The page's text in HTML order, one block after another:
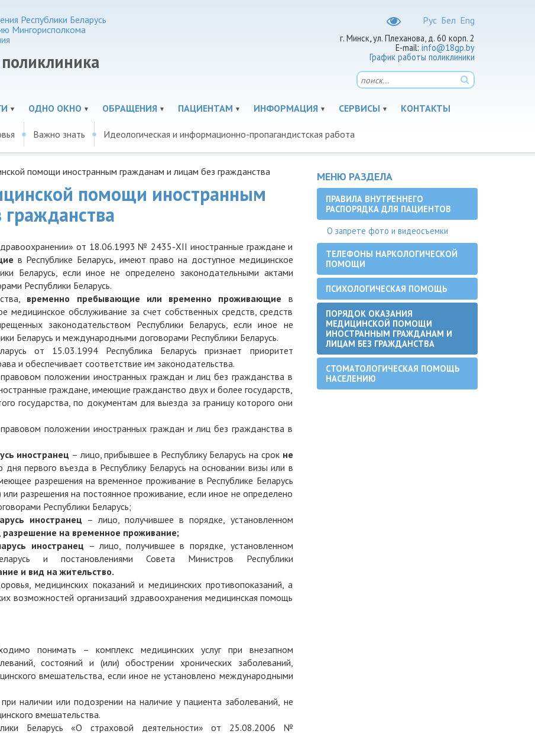
Рус Бел Eng
г. Минск, ул. Плеханова, д. 60 корп. 2
E-mail: info@18gp.by
График работы поликлиники
Республики Беларусь
Мингорисполкома
ОДНО ОКНО ОБРАЩЕНИЯ ПАЦИЕНТАМ ИНФОРМАЦИЯ СЕРВИСЫ КОНТАКТЫ
Важно знать Идеологическая и информационно-пропагандистская работа
помощи иностранным гражданам и лицам без гражданства
помощи иностранным
от 18.06.1993 № 2435-XII иностранные граждане и
в Республике Беларусь, имеют право на доступное медицинское
Беларусь, если иное не определено законодательными актами
Республики Беларусь.
временно пребывающие или временно проживающие в
медицинское обслуживание за счет собственных средств, средств
законодательством Республики Беларусь, если иное не
Беларусь и международными договорами Республики Беларусь.
от 15.03.1994 Республика Беларусь признает приоритет
и обеспечивает соответствие им законодательства.
положении иностранных граждан и лиц без гражданства в
граждане, имеющие гражданство двух и более государств,
государства, по документам для выезда за границу которого они
положении иностранных граждан и лиц без гражданства в
иностранец – лицо, прибывшее в Республику Беларусь на срок не
первого въезда в Республику Беларусь на основании визы или в
разрешения на временное проживание в Республике Беларусь
разрешения на постоянное проживание, если иное не определено
Республики Беларусь;
иностранец – лицо, получившее в порядке, установленном
разрешение на временное проживание;
иностранец – лицо, получившее в порядке, установленном
и постановлениями Совета Министров Республики
и вид на жительство.
медицинских показаний и медицинских противопоказаний, а
возможностей организаций здравоохранения медицинская помощь
понимать – комплекс медицинских услуг при внезапном
состояний и (или) обострении хронических заболеваний,
вмешательства, если иное не установлено международными
при наличии или подозрении на наличие у пациента заболеваний, не
вмешательства.
Беларусь «О страховой деятельности» от 25.08.2006 №
МЕНЮ РАЗДЕЛА
ПРАВИЛА ВНУТРЕННЕГО
РАСПОРЯДКА ДЛЯ ПАЦИЕНТОВ
О запрете фото и видеосъемки
ТЕЛЕФОНЫ НАРКОЛОГИЧЕСКОЙ
ПОМОЩИ
ПСИХОЛОГИЧЕСКАЯ ПОМОЩЬ
ПОРЯДОК ОКАЗАНИЯ
МЕДИЦИНСКОЙ ПОМОЩИ
ИНОСТРАННЫМ ГРАЖДАНАМ И
ЛИЦАМ БЕЗ ГРАЖДАНСТВА
СТОМАТОЛОГИЧЕСКАЯ ПОМОЩЬ
НАСЕЛЕНИЮ